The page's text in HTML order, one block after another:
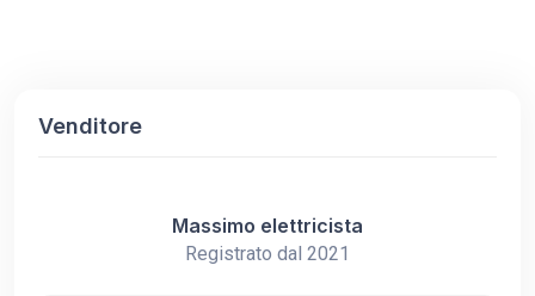
Venditore
Massimo elettricista
Registrato dal 2021